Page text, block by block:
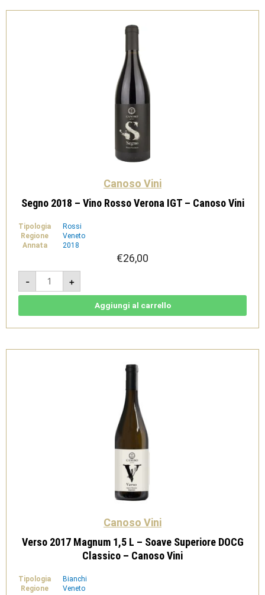
quantità
Canoso Vini
Segno 2018 – Vino Rosso Verona IGT – Canoso Vini
Tipologia
Rossi
Regione
Veneto
Annata
2018
€26,00
-
Segno
2018
-
Vino
-
quantità
+
Aggiungi al carrello
Canoso Vini
Verso 2017 Magnum 1,5 L – Soave Superiore DOCG
Classico – Canoso Vini
Tipologia
Bianchi
Regione
Veneto